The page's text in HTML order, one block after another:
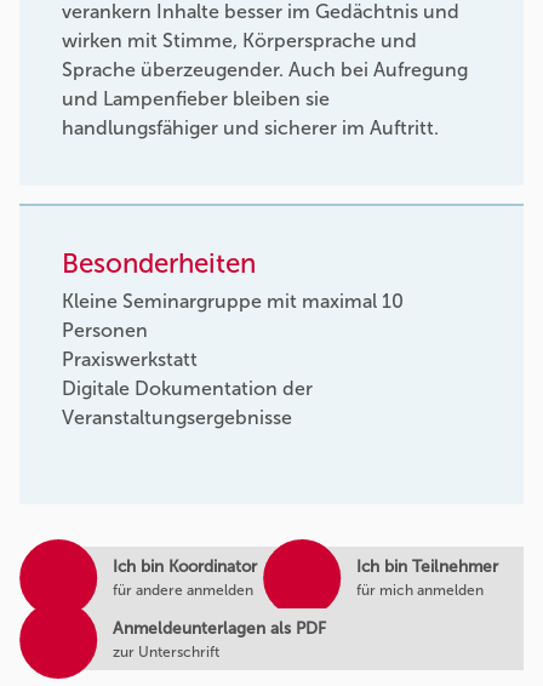
Ich bin Koordinator
für andere anmelden
Ich bin Teilnehmer
für mich anmelden
Anmeldeunterlagen als PDF
zur Unterschrift
verankern Inhalte besser im Gedächtnis und
wirken mit Stimme, Körpersprache und
Sprache überzeugender. Auch bei Aufregung
und Lampenfieber bleiben sie
handlungsfähiger und sicherer im Auftritt.
Besonderheiten
Kleine Seminargruppe mit maximal 10
Personen
Praxiswerkstatt
Digitale Dokumentation der
Veranstaltungsergebnisse